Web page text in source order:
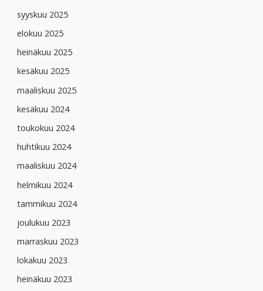
syyskuu 2025
elokuu 2025
heinäkuu 2025
kesäkuu 2025
maaliskuu 2025
kesäkuu 2024
toukokuu 2024
huhtikuu 2024
maaliskuu 2024
helmikuu 2024
tammikuu 2024
joulukuu 2023
marraskuu 2023
lokakuu 2023
heinäkuu 2023